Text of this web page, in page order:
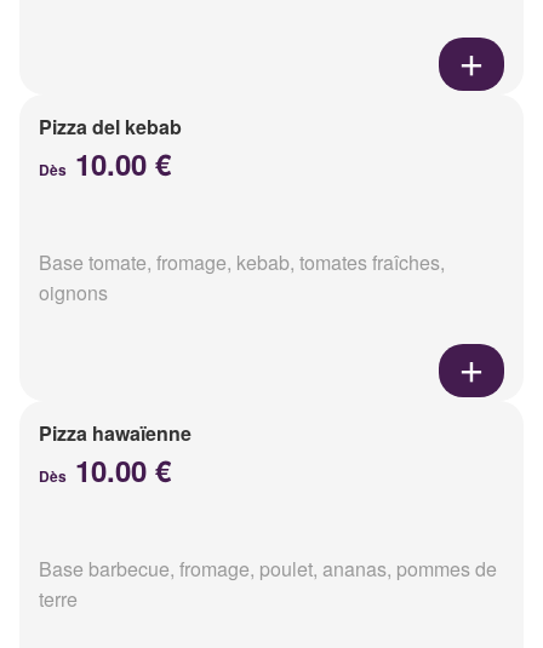
Pizza del kebab
Dès 10.00 €
Base tomate, fromage, kebab, tomates fraîches,
oignons
Pizza hawaïenne
Dès 10.00 €
Base barbecue, fromage, poulet, ananas, pommes de
terre